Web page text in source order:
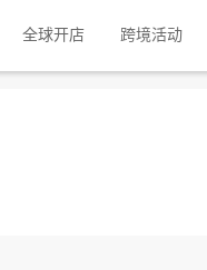
全球开店 跨境活动